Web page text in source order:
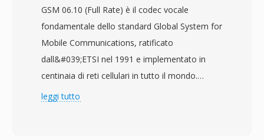
GSM 06.10 (Full Rate) è il codec vocale
fondamentale dello standard Global System for
Mobile Communications, ratificato
dall&#039;ETSI nel 1991 e implementato in
centinaia di reti cellulari in tutto il mondo.
Operando a un bitrate fisso di 13 kbit/s,
leggi tutto